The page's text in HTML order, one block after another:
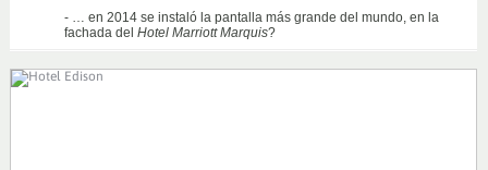
- … en 2014 se instaló la pantalla más grande del mundo, en la
fachada del Hotel Marriott Marquis?